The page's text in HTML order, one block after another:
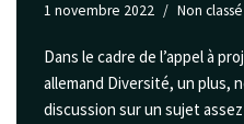
1 novembre 2022 Non classé
Dans le cadre de l’appel à
allemand Diversité, un plus,
discussion sur un sujet